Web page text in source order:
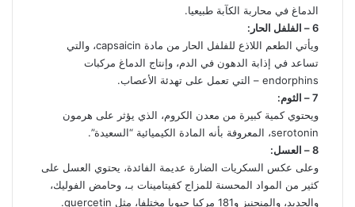
الدماغ في محاربة الكآبة طبيعيا.
6 – الفلفل الحار:
ويأتي الطعم اللاذع للفلفل الحار من مادة capsaicin، والتي
تساعد في إذابة الدهون في الدم، وإنتاج الدماغ مركبات
endorphins – التي تعمل على تهدئة الأعصاب.
7 – الثوم:
ويحتوي كمية كبيرة من معدن الكروم، الذي يؤثر على هرمون
serotonin، المعروفة بأنه المادة الكيميائية “السعيدة”.
8 – العسل:
وعلى عكس السكريات الضارة عديمة الفائدة، يحتوي العسل على
كثير من المواد المحسنة للمزاج كفيتامينات بـ، وحامض الفوليك،
والحديد، والمنجنيز و181 مركبا حيويا مختلفا، مثل quercetin.